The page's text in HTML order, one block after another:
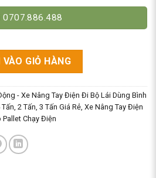
0707.886.488
Tấn Tianyulux TYA30CS (-25°C) số
GIỎ HÀNG
- Xe Nâng Tay Điện Đi Bộ Lái Dùng Bình
2 Tấn, 3 Tấn Giá Rẻ Xe Nâng Tay Điện
Pallet Chạy Điện